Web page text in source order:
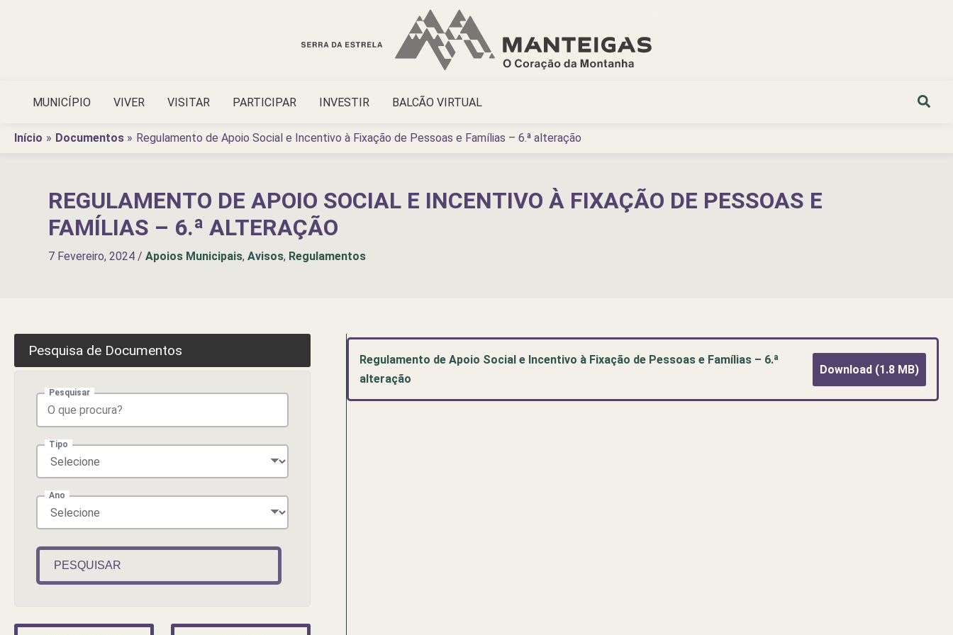
MUNICÍPIO VIVER VISITAR PARTICIPAR INVESTIR BALCÃO VIRTUAL
Início Documentos Regulamento de Apoio Social e Incentivo à Fixação de Pessoas e Famílias – 6.ª alteração
REGULAMENTO DE APOIO SOCIAL E INCENTIVO À FIXAÇÃO DE PESSOAS E
FAMÍLIAS – 6.ª ALTERAÇÃO
7 Fevereiro, 2024 / Apoios Municipais, Avisos, Regulamentos
Regulamento de Apoio Social e Incentivo à Fixação de Pessoas e Famílias – 6.ª
alteração
Download (1.8 MB)
Pesquisa de Documentos
Pesquisar
Tipo
Ano
PESQUISAR